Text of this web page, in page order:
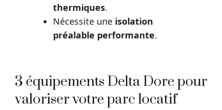
thermiques.
Nécessite une isolation
préalable performante.
3 équipements Delta Dore pour
valoriser votre parc locatif